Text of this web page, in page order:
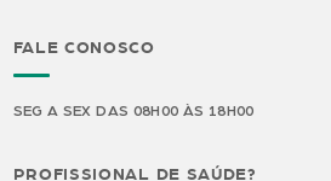
FALE CONOSCO
SEG A SEX DAS 08H00 ÀS 18H00
PROFISSIONAL DE SAÚDE?